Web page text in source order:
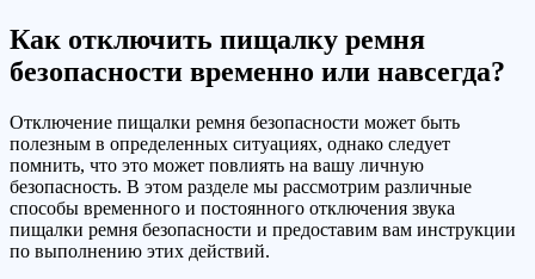
Как отключить пищалку ремня
безопасности временно или навсегда?
Отключение пищалки ремня безопасности может быть
полезным в определенных ситуациях, однако следует
помнить, что это может повлиять на вашу личную
безопасность. В этом разделе мы рассмотрим различные
способы временного и постоянного отключения звука
пищалки ремня безопасности и предоставим вам инструкции
по выполнению этих действий.